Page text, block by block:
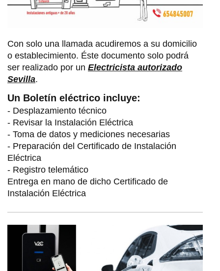
Con solo una llamada acudiremos a su domicilio
o establecimiento. Éste documento solo podrá
ser realizado por un Electricista autorizado
Sevilla.
Un Boletín eléctrico incluye:
- Desplazamiento técnico
- Revisar la Instalación Eléctrica
- Toma de datos y mediciones necesarias
- Preparación del Certificado de Instalación
Eléctrica
- Registro telemático
Entrega en mano de dicho Certificado de
Instalación Eléctrica